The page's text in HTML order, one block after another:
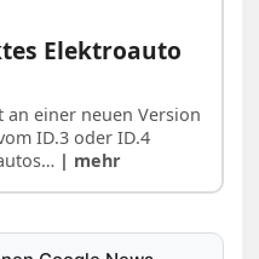
Elektroauto
einer neuen Version
ID.3 oder ID.4
| mehr